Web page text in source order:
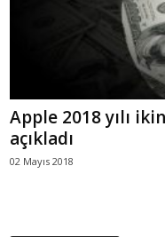
Apple 2018 yılı
açıkladı
02 Mayıs 2018